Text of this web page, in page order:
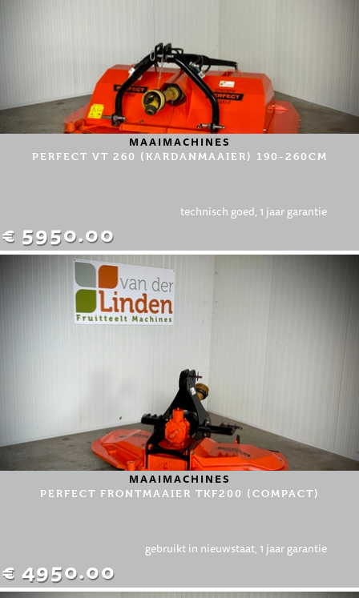
MAAIMACHINES
PERFECT VT 260 (KARDANMAAIER) 190-260CM
€ 5950.00
technisch goed, 1 jaar garantie
MAAIMACHINES
PERFECT FRONTMAAIER TKF200 (COMPACT)
€ 4950.00
gebruikt in nieuwstaat, 1 jaar garantie